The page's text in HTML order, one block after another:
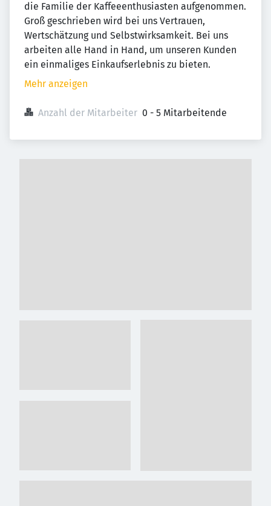
die Familie der Kaffeeenthusiasten aufgenommen.
Groß geschrieben wird bei uns Vertrauen,
Wertschätzung und Selbstwirksamkeit. Bei uns
arbeiten alle Hand in Hand, um unseren Kunden
ein einmaliges Einkaufserlebnis zu bieten.
Mehr anzeigen
Anzahl der Mitarbeiter 0 - 5 Mitarbeitende